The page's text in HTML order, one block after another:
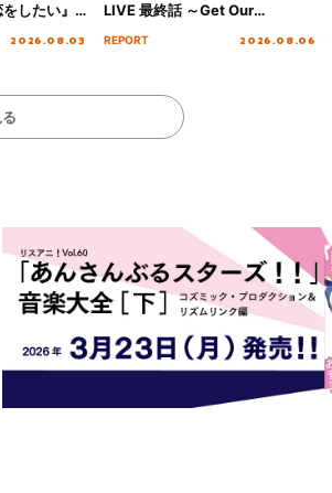
したい』
Amore」
2026.08.03
LIVE 最終話 ～Get Our
MIRAI!!!!!!!!!!!!!!～”10年の活動
REPORT 2026.08.06